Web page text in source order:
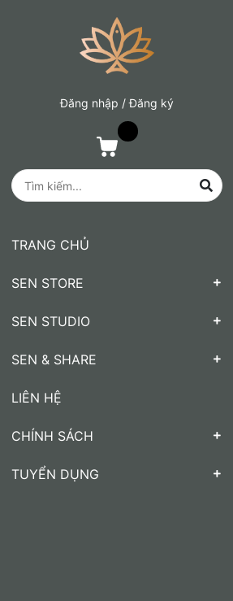
Đăng nhập /Đăng ký
TRANG CHỦ
SEN STORE
SEN STUDIO
SEN & SHARE
LIÊN HỆ
CHÍNH SÁCH
TUYỂN DỤNG